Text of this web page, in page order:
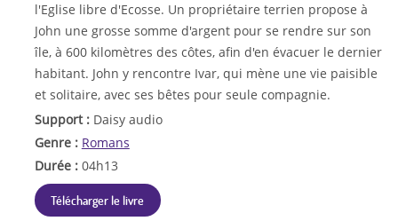
l'Eglise libre d'Ecosse. Un propriétaire terrien propose à
John une grosse somme d'argent pour se rendre sur son
île, à 600 kilomètres des côtes, afin d'en évacuer le dernier
habitant. John y rencontre Ivar, qui mène une vie paisible
et solitaire, avec ses bêtes pour seule compagnie.
Support : Daisy audio
Genre : Romans
Durée : 04h13
Télécharger le livre